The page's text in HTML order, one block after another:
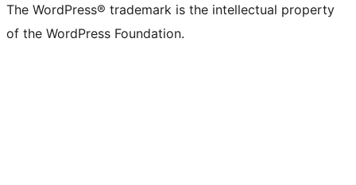
The WordPress® trademark is the intellectual property
of the WordPress Foundation.